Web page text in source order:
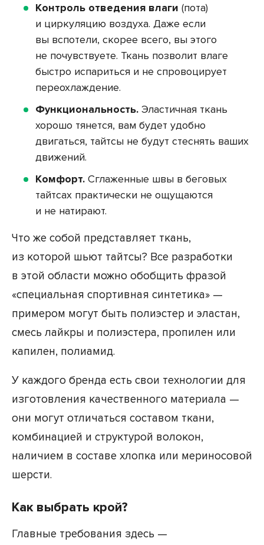
Контроль отведения влаги (пота)
и циркуляцию воздуха. Даже если
вы вспотели, скорее всего, вы этого
не почувствуете. Ткань позволит влаге
быстро испариться и не спровоцирует
переохлаждение.
Функциональность. Эластичная ткань
хорошо тянется, вам будет удобно
двигаться, тайтсы не будут стеснять ваших
движений.
Комфорт. Сглаженные швы в беговых
тайтсах практически не ощущаются
и не натирают.
Что же собой представляет ткань,
из которой шьют тайтсы? Все разработки
в этой области можно обобщить фразой
«специальная спортивная синтетика» —
примером могут быть полиэстер и эластан,
смесь лайкры и полиэстера, пропилен или
капилен, полиамид.
У каждого бренда есть свои технологии для
изготовления качественного материала —
они могут отличаться составом ткани,
комбинацией и структурой волокон,
наличием в составе хлопка или мериносовой
шерсти.
Как выбрать крой?
Главные требования здесь —